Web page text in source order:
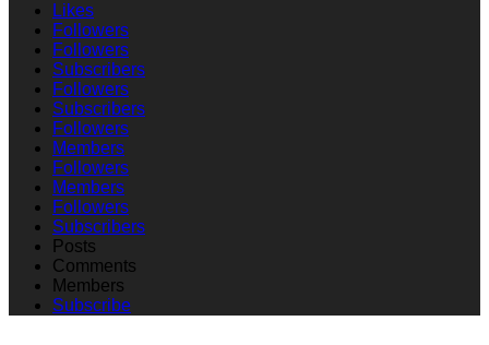
Likes
Followers
Followers
Subscribers
Followers
Subscribers
Followers
Members
Followers
Members
Followers
Subscribers
Posts
Comments
Members
Subscribe